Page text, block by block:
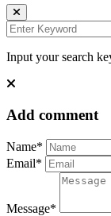
Input your search
Add comment
Name*
Email*
Message*